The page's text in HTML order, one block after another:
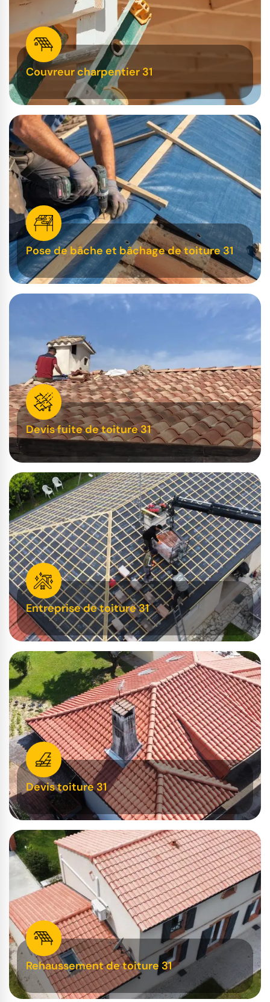
Couvreur charpentier 31
Pose de bâche et bâchage de toiture 31
Devis fuite de toiture 31
Entreprise de toiture 31
Devis toiture 31
Rehaussement de toiture 31